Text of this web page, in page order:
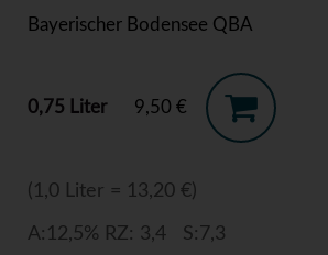
Bayerischer Bodensee QBA
0,75 Liter 9,50 €
(1,0 Liter = 13,20 €)
A:12,5% RZ: 3,4 S:7,3